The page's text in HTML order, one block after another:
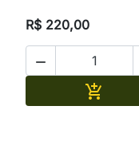
R$ 220,00

